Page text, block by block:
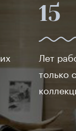
15
Лет
только